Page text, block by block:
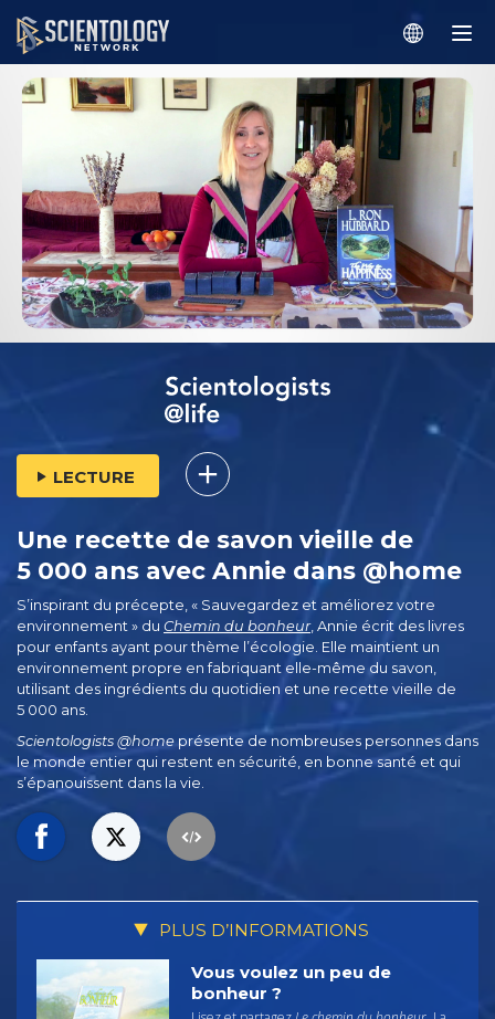
LECTURE
Une recette de savon vieille de
5 000 ans avec Annie dans @home
S’inspirant du précepte, « Sauvegardez et améliorez votre
environnement » du Chemin du bonheur, Annie écrit des livres
pour enfants ayant pour thème l’écologie. Elle maintient un
environnement propre en fabriquant elle-même du savon,
utilisant des ingrédients du quotidien et une recette vieille de
5 000 ans.
Scientologists @home présente de nombreuses personnes dans
le monde entier qui restent en sécurité, en bonne santé et qui
s’épanouissent dans la vie.
PLUS D’INFORMATIONS
Vous voulez un peu de
bonheur ?